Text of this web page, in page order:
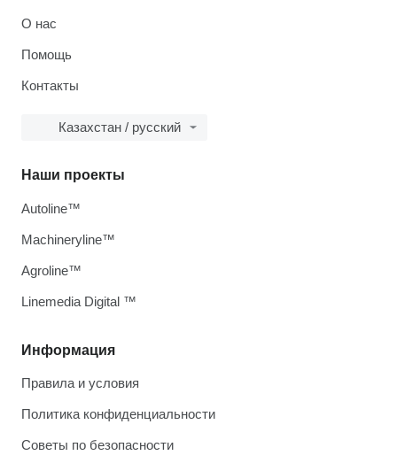
О нас
Помощь
Контакты
Казахстан / русский
Информация
Правила и условия
Политика конфиденциальности
Советы по безопасности
Наши проекты
Autoline™
Machineryline™
Agroline™
Linemedia Digital ™